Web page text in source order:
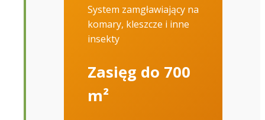
System zamgławiający na
komary, kleszcze i inne
insekty
Zasięg do 700
m²